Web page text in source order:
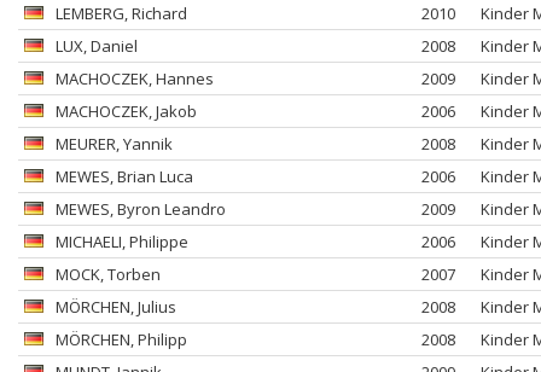
LEMBERG, Richard 2010
Kinder
LUX, Daniel 2008
Kinder
MACHOCZEK, Hannes 2009
Kinder
MACHOCZEK, Jakob 2006
Kinder
MEURER, Yannik 2008
Kinder
MEWES, Brian Luca 2006
Kinder
MEWES, Byron Leandro 2009
Kinder
MICHAELI, Philippe 2006
Kinder
MOCK, Torben 2007
Kinder
MÖRCHEN, Julius 2008
Kinder
MÖRCHEN, Philipp 2008
Kinder